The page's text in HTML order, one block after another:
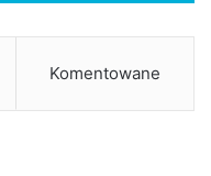
Komentowane